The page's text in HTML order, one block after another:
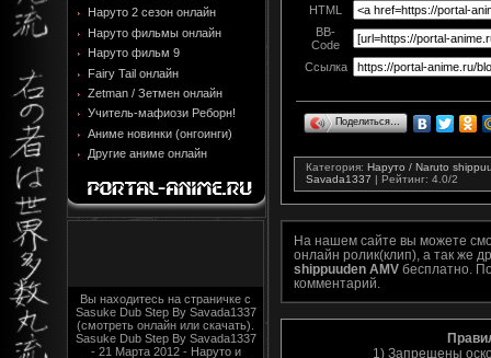
Наруто 2 сезон онлайн
Наруто фильмы онлайн
Наруто фильм 9
Fairy Tail онлайн
Zetman / Зетмен онлайн
Учитель-мафиози Реборн!
Аниме новинки (онгоинги)
Другие аниме онлайн
Вы находитесь на страничке с
Sasuke Dub Step By Savada1337
(смотреть онлайн или скачать).
Sasuke Dub Step By Savada1337
- 21 Марта 2012 - Наруто и
HTML
BB-
Code
Ссылка
Поделиться…
Категория: Наруто / Naruto
Savada1337 | Рейтинг: 4.0/2
На нашем сайте вы можете
онлайн ролик(клип), а так же
shippuuden AMV бесплатно.
комментарий.
1) Запрещены